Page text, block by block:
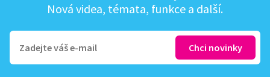
Nová videa, témata, funkce a další.